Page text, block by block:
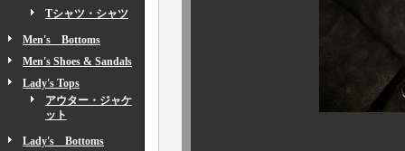
Tシャツ・シャツ
Men's Bottoms
Men's Shoes & Sandals
Lady's Tops
アウター・ジャケ
ット
Lady's Bottoms